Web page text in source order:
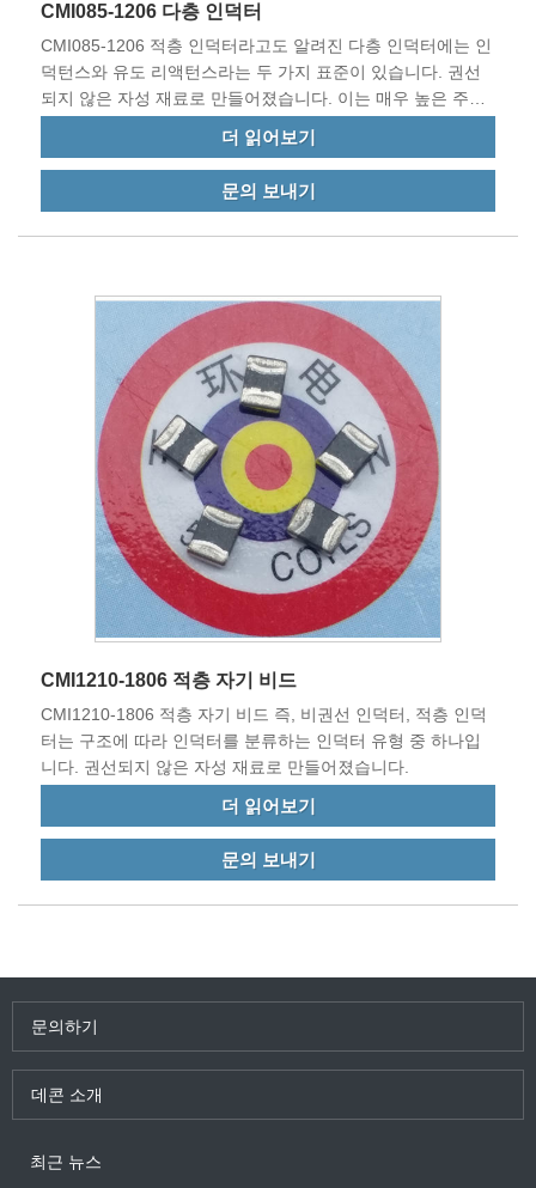
CMI085-1206 다층 인덕터
CMI085-1206 적층 인덕터라고도 알려진 다층 인덕터에는 인
덕턴스와 유도 리액턴스라는 두 가지 표준이 있습니다. 권선
되지 않은 자성 재료로 만들어졌습니다. 이는 매우 높은 주파
더 읽어보기
문의 보내기
CMI1210-1806 적층 자기 비드
CMI1210-1806 적층 자기 비드 즉, 비권선 인덕터, 적층 인덕
터는 구조에 따라 인덕터를 분류하는 인덕터 유형 중 하나입
니다. 권선되지 않은 자성 재료로 만들어졌습니다.
더 읽어보기
문의 보내기
문의하기
데콘 소개
최근 뉴스